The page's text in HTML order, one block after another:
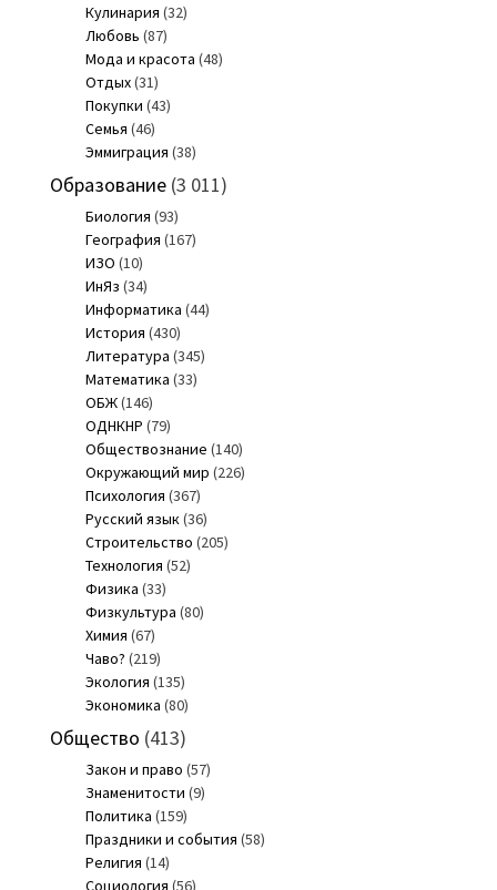
Кулинария (32)
Любовь (87)
Мода и красота (48)
Отдых(31)
Покупки (43)
Семья (46)
Эммиграция (38)
Образование(3 011)
Биология (93)
География (167)
ИЗО (10)
ИнЯз (34)
Информатика (44)
История (430)
Литература (345)
Математика (33)
ОБЖ(146)
ОДНКНР (79)
Обществознание (140)
Окружающий мир (226)
Психология (367)
Русский язык (36)
Строительство (205)
Технология (52)
Физика (33)
Физкультура (80)
Химия (67)
Чаво? (219)
Экология (135)
Экономика (80)
Общество (413)
Закон и право (57)
Знаменитости (9)
Политика (159)
Праздники и события (58)
Религия (14)
Социология (56)